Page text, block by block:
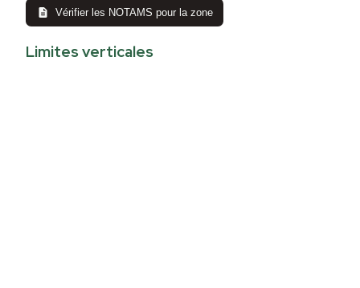
Vérifier les NOTAMS pour la zone
Limites verticales